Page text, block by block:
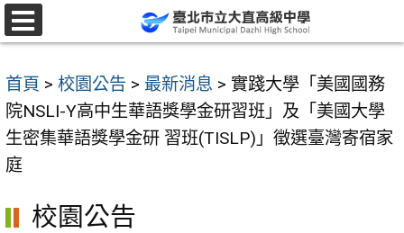
跳
至
要
內
容
區
首頁 > 校園公告 > 最新消息 > 實踐大學「美國國務
院NSLI-Y高中生華語獎學金研習班」及「美國大學
生密集華語獎學金研 習班(TISLP)」徵選臺灣寄宿家
庭
校園公告
選
單